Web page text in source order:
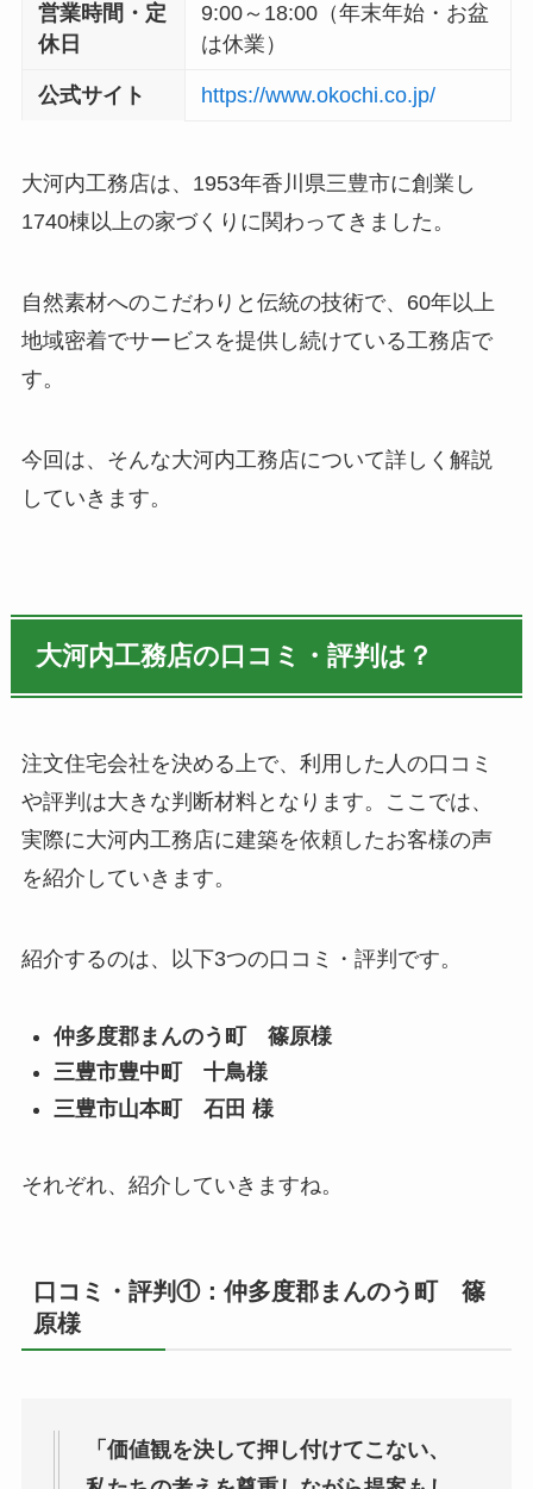
営業時間・定
休日
9:00～18:00（年末年始・お盆
は休業）
公式サイト ​​https://www.okochi.co.jp/
大河内工務店は、1953年香川県三豊市に創業し
1740棟以上の家づくりに関わってきました。
自然素材へのこだわりと伝統の技術で、60年以上
地域密着でサービスを提供し続けている工務店で
す。
今回は、そんな大河内工務店について詳しく解説
していきます。
大河内工務店の口コミ・評判は？
注文住宅会社を決める上で、利用した人の口コミ
や評判は大きな判断材料となります。ここでは、
実際に大河内工務店に建築を依頼したお客様の声
を紹介していきます。
紹介するのは、以下3つの口コミ・評判です。
仲多度郡まんのう町 篠原様
三豊市豊中町 十鳥様
三豊市山本町 石田 様
それぞれ、紹介していきますね。
口コミ・評判①：仲多度郡まんのう町 篠
原様
「価値観を決して押し付けてこない、